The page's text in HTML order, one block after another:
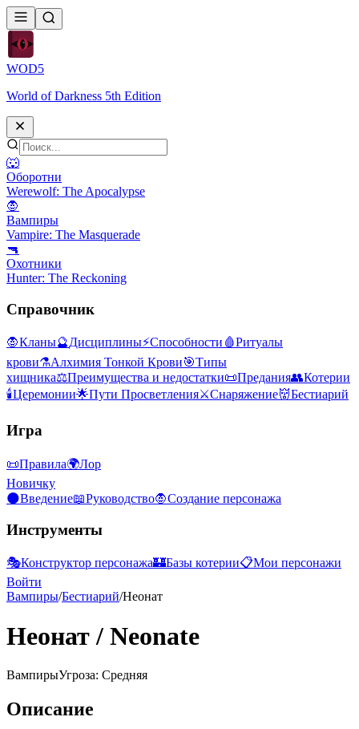
WOD5
World of Darkness 5th Edition
🐺
Оборотни
Werewolf: The Apocalypse
🧛
Вампиры
Vampire: The Masquerade
🔫
Охотники
Hunter: The Reckoning
Справочник
🧛Кланы🔮Дисциплины⚡Способности 🩸Ритуалы
крови⚗️Алхимия Тонкой Крови🎯Типы
хищника⚖️Преимущества и недостатки📜Предания👥Котерии
🕯️Церемонии🌟Пути Просветления⚔️Снаряжение👹Бестиарий
Игра
📜Правила🌍Лор
Новичку
🌑Введение📖Руководство🧛Создание персонажа
Инструменты
🎭Конструктор персонажа🏰Базы котерии📋Мои персонажи
Войти
Вампиры/Бестиарий/Неонат
Неонат / Neonate
ВампирыУгроза: Средняя
Описание